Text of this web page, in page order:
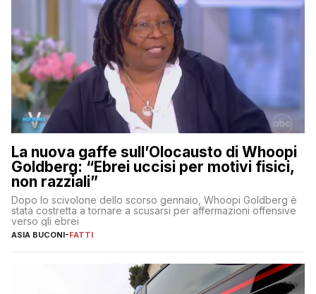
La nuova gaffe sull’Olocausto di Whoopi
Goldberg: “Ebrei uccisi per motivi fisici,
non razziali”
Dopo lo scivolone dello scorso gennaio, Whoopi Goldberg è
stata costretta a tornare a scusarsi per affermazioni offensive
verso gli ebrei
ASIA BUCONI-FATTI